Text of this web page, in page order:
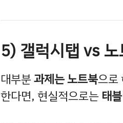
5) 갤럭시탭 vs
대부분과제는 노트북으로
한다면, 현실적으로는 태